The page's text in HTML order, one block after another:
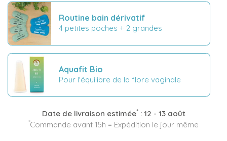
Routine bain dérivatif
4 petites poches + 2 grandes
Aquafit Bio
Pour l'équilibre de la flore vaginale
Date de livraison estimée*: 12 - 13 août
*Commande avant 15h = Expédition le jour même